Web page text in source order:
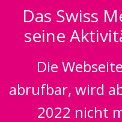
Das Swiss
seine
Die
abrufbar, wird
2022 nicht